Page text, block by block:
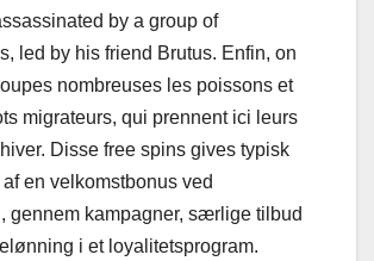
by a group of
led by his friend Brutus. Enfin, on
nombreuses les poissons et
migrateurs, qui prennent ici leurs
Disse free spins gives typisk
en velkomstbonus ved
gennem kampagner, særlige tilbud
i et loyalitetsprogram.